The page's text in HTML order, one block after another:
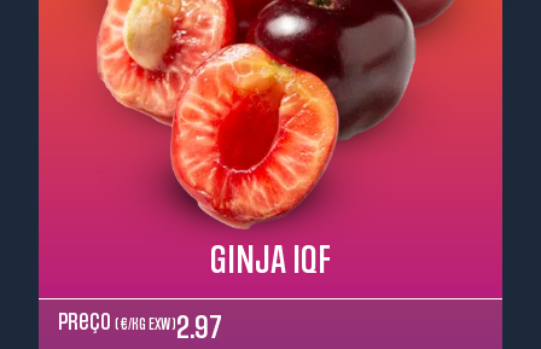
GINJA IQF
Preço ( €/kg EXW ) 2.97